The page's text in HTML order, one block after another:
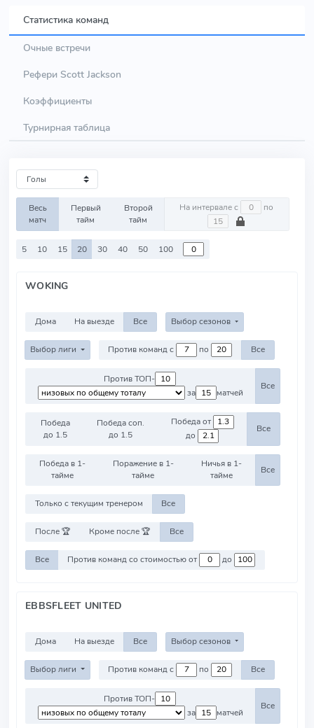
Статистика команд
Очные встречи
Рефери Scott Jackson
Коэффициенты
Турнирная таблица
Весь
матч
Первый
тайм
Второй
тайм
На интервале с по
5 10 15 20 30 40 50 100
WOKING
Дома На выезде Все Выбор сезонов
Выбор лиги Против команд с по Все
Против ТОП-
за
матчей
Все
Победа
до 1.5
Победа соп.
до 1.5
Победа от
до
Все
Победа в 1-
тайме
Поражение в 1-
тайме
Ничья в 1-
тайме
Все
Только с текущим тренером Все
После 🏆 Кроме после 🏆 Все
Все Против команд со стоимостью от до
EBBSFLEET UNITED
Дома На выезде Все Выбор сезонов
Выбор лиги Против команд с по Все
Против ТОП-
за
матчей
Все